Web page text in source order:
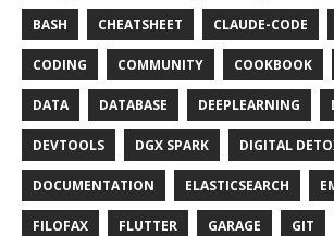
BASH CHEATSHEET CLAUDE-CODE
CODING COMMUNITY COOKBOOK
DATA DATABASE DEEPLEARNING
DEVTOOLS DGX SPARK DIGITAL
DOCUMENTATION ELASTICSEARCH
FILOFAX FLUTTER GARAGE GIT